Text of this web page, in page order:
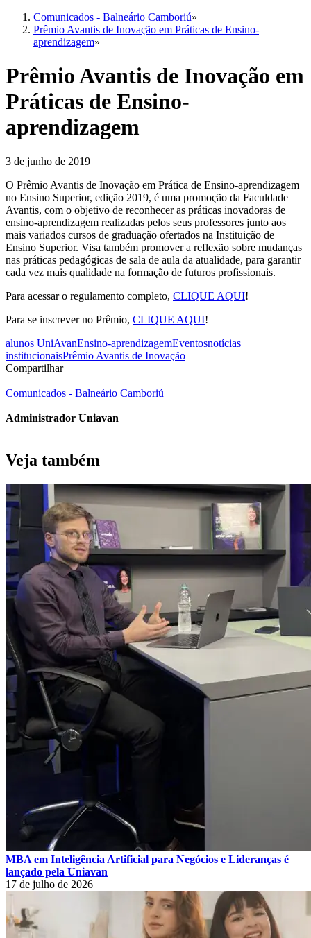
Comunicados - Balneário Camboriú»
Prêmio Avantis de Inovação em Práticas de Ensino-
aprendizagem»
Prêmio Avantis de Inovação em
Práticas de Ensino-
aprendizagem
3 de junho de 2019
O Prêmio Avantis de Inovação em Prática de Ensino-aprendizagem
no Ensino Superior, edição 2019, é uma promoção da Faculdade
Avantis, com o objetivo de reconhecer as práticas inovadoras de
ensino-aprendizagem realizadas pelos seus professores junto aos
mais variados cursos de graduação ofertados na Instituição de
Ensino Superior. Visa também promover a reflexão sobre mudanças
nas práticas pedagógicas de sala de aula da atualidade, para garantir
cada vez mais qualidade na formação de futuros profissionais.
Para acessar o regulamento completo, CLIQUE AQUI!
Para se inscrever no Prêmio, CLIQUE AQUI!
alunos UniAvanEnsino-aprendizagemEventosnotícias
institucionaisPrêmio Avantis de Inovação
Compartilhar
Comunicados - Balneário Camboriú
Administrador Uniavan
Veja também
MBA em Inteligência Artificial para Negócios e Lideranças é
lançado pela Uniavan
17 de julho de 2026